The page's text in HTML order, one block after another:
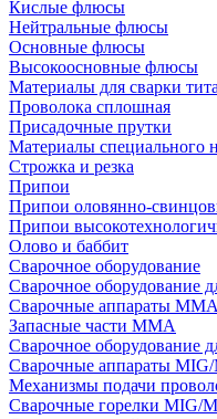
Кислые флюсы
Нейтральные флюсы
Основные флюсы
Высокоосновные флюсы
Материалы для сварки
Проволока сплошная
Присадочные прутки
Материалы специального
Строжка и резка
Припои
Припои оловянно-
Припои
Олово и баббит
Сварочное оборудование
Сварочное оборудование
Сварочные аппараты MMA
Запасные части MMA
Сварочное оборудование
Сварочные аппараты
Механизмы подачи
Сварочные горелки MIG/